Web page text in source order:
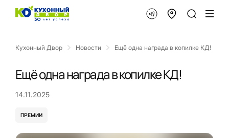
Кухонный Двор Новости Ещё одна награда в копилке КД!
Ещё одна награда в копилке КД!
14.11.2025
ПРЕМИИ